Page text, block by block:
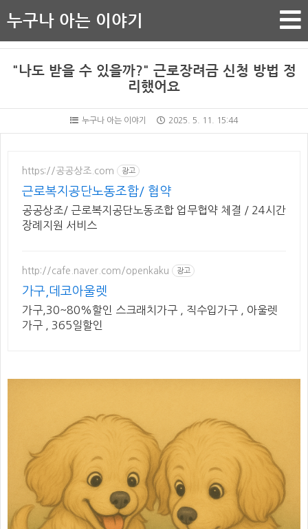
누구나 아는 이야기
"나도 받을 수 있을까?" 근로장려금 신청 방법 정
리했어요
누구나 아는 이야기 2025. 5. 11. 15:44
https://공공상조.com 광고
근로복지공단노동조합/ 협약
공공상조/ 근로복지공단노동조합 업무협약 체결 / 24시간
장례지원 서비스
http://cafe.naver.com/openkaku 광고
가구,데코아울렛
가구,30~80%할인 스크래치가구 , 직수입가구 , 아울렛
가구 , 365일할인